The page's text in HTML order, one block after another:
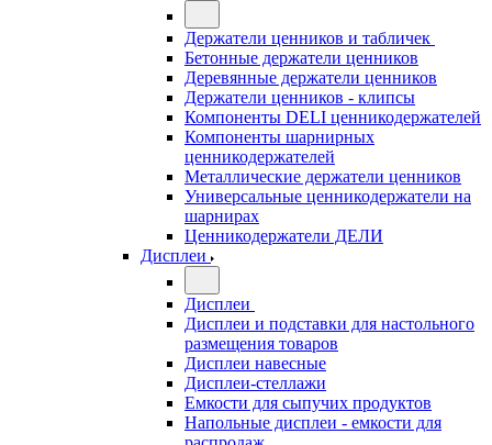
Держатели ценников и табличек
Бетонные держатели ценников
Деревянные держатели ценников
Держатели ценников - клипсы
Компоненты DELI ценникодержателей
Компоненты шарнирных
ценникодержателей
Металлические держатели ценников
Универсальные ценникодержатели на
шарнирах
Ценникодержатели ДЕЛИ
Дисплеи
Дисплеи
Дисплеи и подставки для настольного
размещения товаров
Дисплеи навесные
Дисплеи-стеллажи
Емкости для сыпучих продуктов
Напольные дисплеи - емкости для